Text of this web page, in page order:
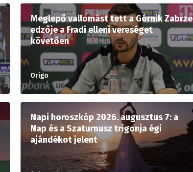
Meglepő vallomást tett a Górnik Zabrze
edzője a Fradi elleni vereséget
követően
Origo
Napi horoszkóp 2026. augusztus 7: a
Nap és a Szaturnusz trigonja égi
ajándékot jelent